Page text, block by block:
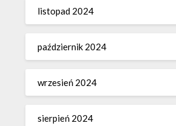
listopad 2024
październik 2024
wrzesień 2024
sierpień 2024